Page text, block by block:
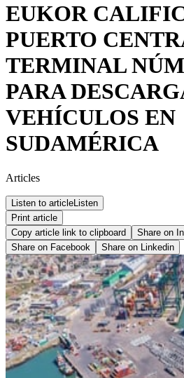
EUKOR
PUERTO
TERMINAL
PARA
VEHÍCULOS EN
SUDAMÉRICA
Articles
Listen to article Listen
Print article
Copy article link to clipboard
Share on
Share on Facebook Share on Linkedin